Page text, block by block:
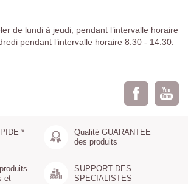
de lundi à jeudi, pendant l’intervalle horaire
pendant l’intervalle horaire 8:30 - 14:30.
*
Qualité GUARANTEE
des produits
et
SUPPORT DES
SPECIALISTES